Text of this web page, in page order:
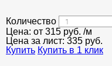
Количество
Цена: от 315 руб. /м
Цена за лист: 335 руб.
Купить Купить в 1 клик